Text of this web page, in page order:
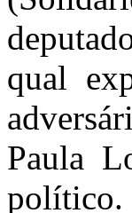
qual
Paula
político.